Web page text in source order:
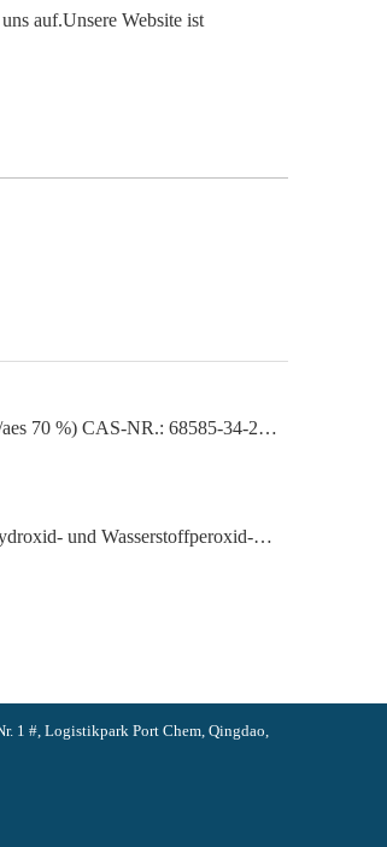
auf.Unsere Website ist
Natriumlaurylether Natriumlaurylethersulfat (sles70 %/aes 70 %) CAS-NR.: 68585-34-2sles70 %/aes 70 %) CAS-NR.: 68585-34-2
Der florierende Markt für Kaliumhydroxid-, Natriumhydroxid- und Wasserstoffperoxid-Exporte aus China: Ein Rückblick auf das vergangene Jahr
1 #, Logistikpark Port Chem, Qingdao,